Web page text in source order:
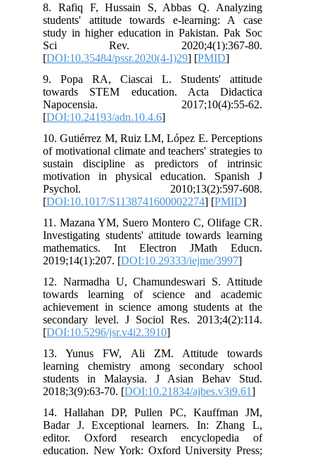
8. Rafiq F, Hussain S, Abbas Q.
students' attitude towards e-
study in higher education in Pakistan.
Sci Rev.
[DOI:10.35484/pssr.2020(4-I)29
9. Popa RA, Ciascai L. Students'
towards STEM education. Acta
Napocensia.
[DOI:10.24193/adn.10.4.6
10. Gutiérrez M, Ruiz LM, López E.
of motivational climate and teachers'
sustain discipline as predictors of
motivation in physical education.
Psychol.
[DOI:10.1017/S1138741600002274
11. Mazana YM, Suero Montero C,
Investigating students' attitude
mathematics. Int Electron JMath
2019;14(1):207. [DOI:10.29333/iejme/
12. Narmadha U, Chamundeswari
towards learning of science and
achievement in science among
secondary level. J Sociol Res.
[DOI:10.5296/jsr.v4i2.3910
13. Yunus FW, Ali ZM. Attitude
learning chemistry among
students in Malaysia. J Asian
2018;3(9):63-70. [DOI:10.21834/
14. Hallahan DP, Pullen PC,
Badar J. Exceptional learners. In:
editor. Oxford research
education. New York: Oxford